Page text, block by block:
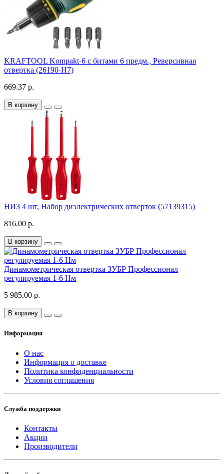
KRAFTOOL Kompakt-6 с битами 6 предм., Реверсивная
отвертка (26190-H7)
669.37 р.
В корзину
НИЗ 4 шт, Набор диэлектрических отверток (57139315)
816.00 р.
В корзину
Динамометрическая отвертка ЗУБР Профессионал
регулируемая 1-6 Нм
5 985.00 р.
В корзину
Информация
О нас
Информация о доставке
Политика конфиденциальности
Условия соглашения
Служба поддержки
Контакты
Акции
Производители